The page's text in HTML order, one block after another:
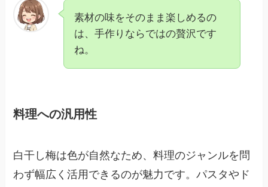
素材の味をそのまま楽しめるの
は、手作りならではの贅沢です
ね。
料理への汎用性
白干し梅は色が自然なため、料理のジャンルを問
わず幅広く活用できるのが魅力です。パスタやド